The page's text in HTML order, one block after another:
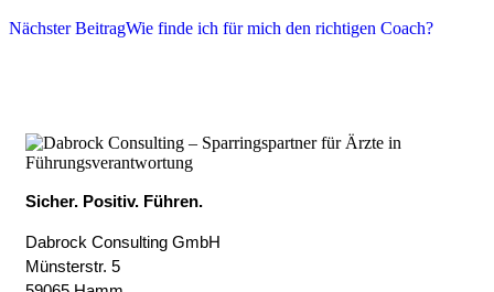
Nächster BeitragWie finde ich für mich den richtigen Coach?
Sicher. Positiv. Führen.
Dabrock Consulting GmbH
Münsterstr. 5